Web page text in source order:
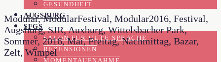
GESUNDHEIT
AUGSBURG
SFGS
SALON FÜR GUTE SPRACHE
REZENSIONEN
MOMENTAUFNAHME
Modular, ModularFestival, Modular2016, Festival,
Augsburg, SJR, Auxburg, Wittelsbacher Park,
Sommer, 2016, Mai, Freitag, Nachmittag, Bazar,
Zelt, Wimpel